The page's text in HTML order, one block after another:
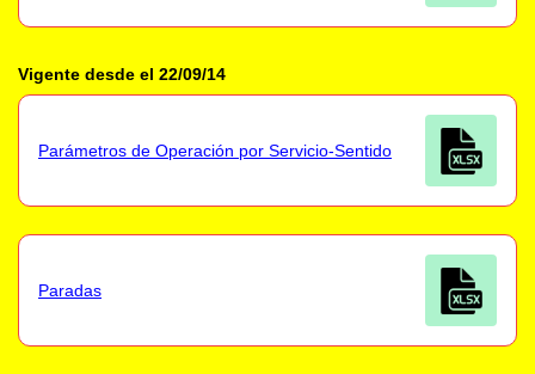
Vigente desde el 22/09/14
Parámetros de Operación por Servicio-Sentido
Paradas